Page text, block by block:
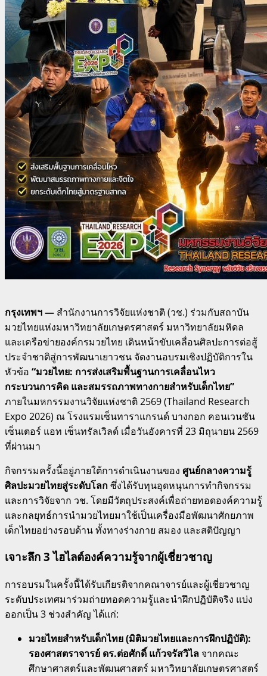
กรุงเทพฯ — สำนักงานการวิจัยแห่งชาติ (วช.) ร่วมกับสถาบัน
มวยไทยแห่งมหาวิทยาลัยเกษตรศาสตร์ มหาวิทยาลัยมหิดล
และเครือข่ายองค์กรมวยไทย เดินหน้าขับเคลื่อนศิลปะการต่อสู้
ประจำชาติสู่การพัฒนาเยาวชน จัดงานอบรมเชิงปฏิบัติการใน
หัวข้อ “มวยไทย: การส่งเสริมพื้นฐานการเคลื่อนไหว
กระบวนการคิด และสมรรถภาพทางกายสำหรับเด็กไทย”
ภายในมหกรรมงานวิจัยแห่งชาติ 2569 (Thailand Research
Expo 2026) ณ โรงแรมเซ็นทาราแกรนด์ บางกอก คอนเวนชัน
เซ็นเตอร์ แอท เซ็นทรัลเวิลด์ เมื่อวันอังคารที่ 23 มิถุนายน 2569
ที่ผ่านมา
กิจกรรมครั้งนี้อยู่ภายใต้การดำเนินงานของ ศูนย์กลางความรู้
ศิลปะมวยไทยสู่ระดับโลกซึ่งได้รับทุนอุดหนุนการทำกิจกรรม
และการวิจัยจาก วช. โดยมีวัตถุประสงค์เพื่อถ่ายทอดองค์ความรู้
และกลยุทธ์การนำมวยไทยมาใช้เป็นเครื่องมือพัฒนาศักยภาพ
เด็กไทยอย่างรอบด้าน ทั้งทางร่างกาย สมอง และสติปัญญา
เจาะลึก 3 ไฮไลต์องค์ความรู้จากผู้เชี่ยวชาญ
การอบรมในครั้งนี้ได้รับเกียรติจากคณาจารย์และผู้เชี่ยวชาญ
ระดับประเทศมาร่วมถ่ายทอดความรู้และนำฝึกปฏิบัติจริง แบ่ง
ออกเป็น 3 ช่วงสำคัญ ได้แก่:
มวยไทยสำหรับเด็กไทย (มิติมวยไทยและการฝึกปฏิบัติ):
รองศาสตราจารย์ ดร.ต่อศักดิ์ แก้วจรัสวิไล จากคณะ
ศึกษาศาสตร์และพัฒนศาสตร์ มหาวิทยาลัยเกษตรศาสตร์